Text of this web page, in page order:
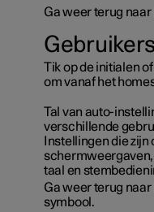
Ga weer terug
Tik op de initialen
om vanaf het
Tal van auto-
verschillende
Instellingen die
taal en
Ga weer terug
symbool.